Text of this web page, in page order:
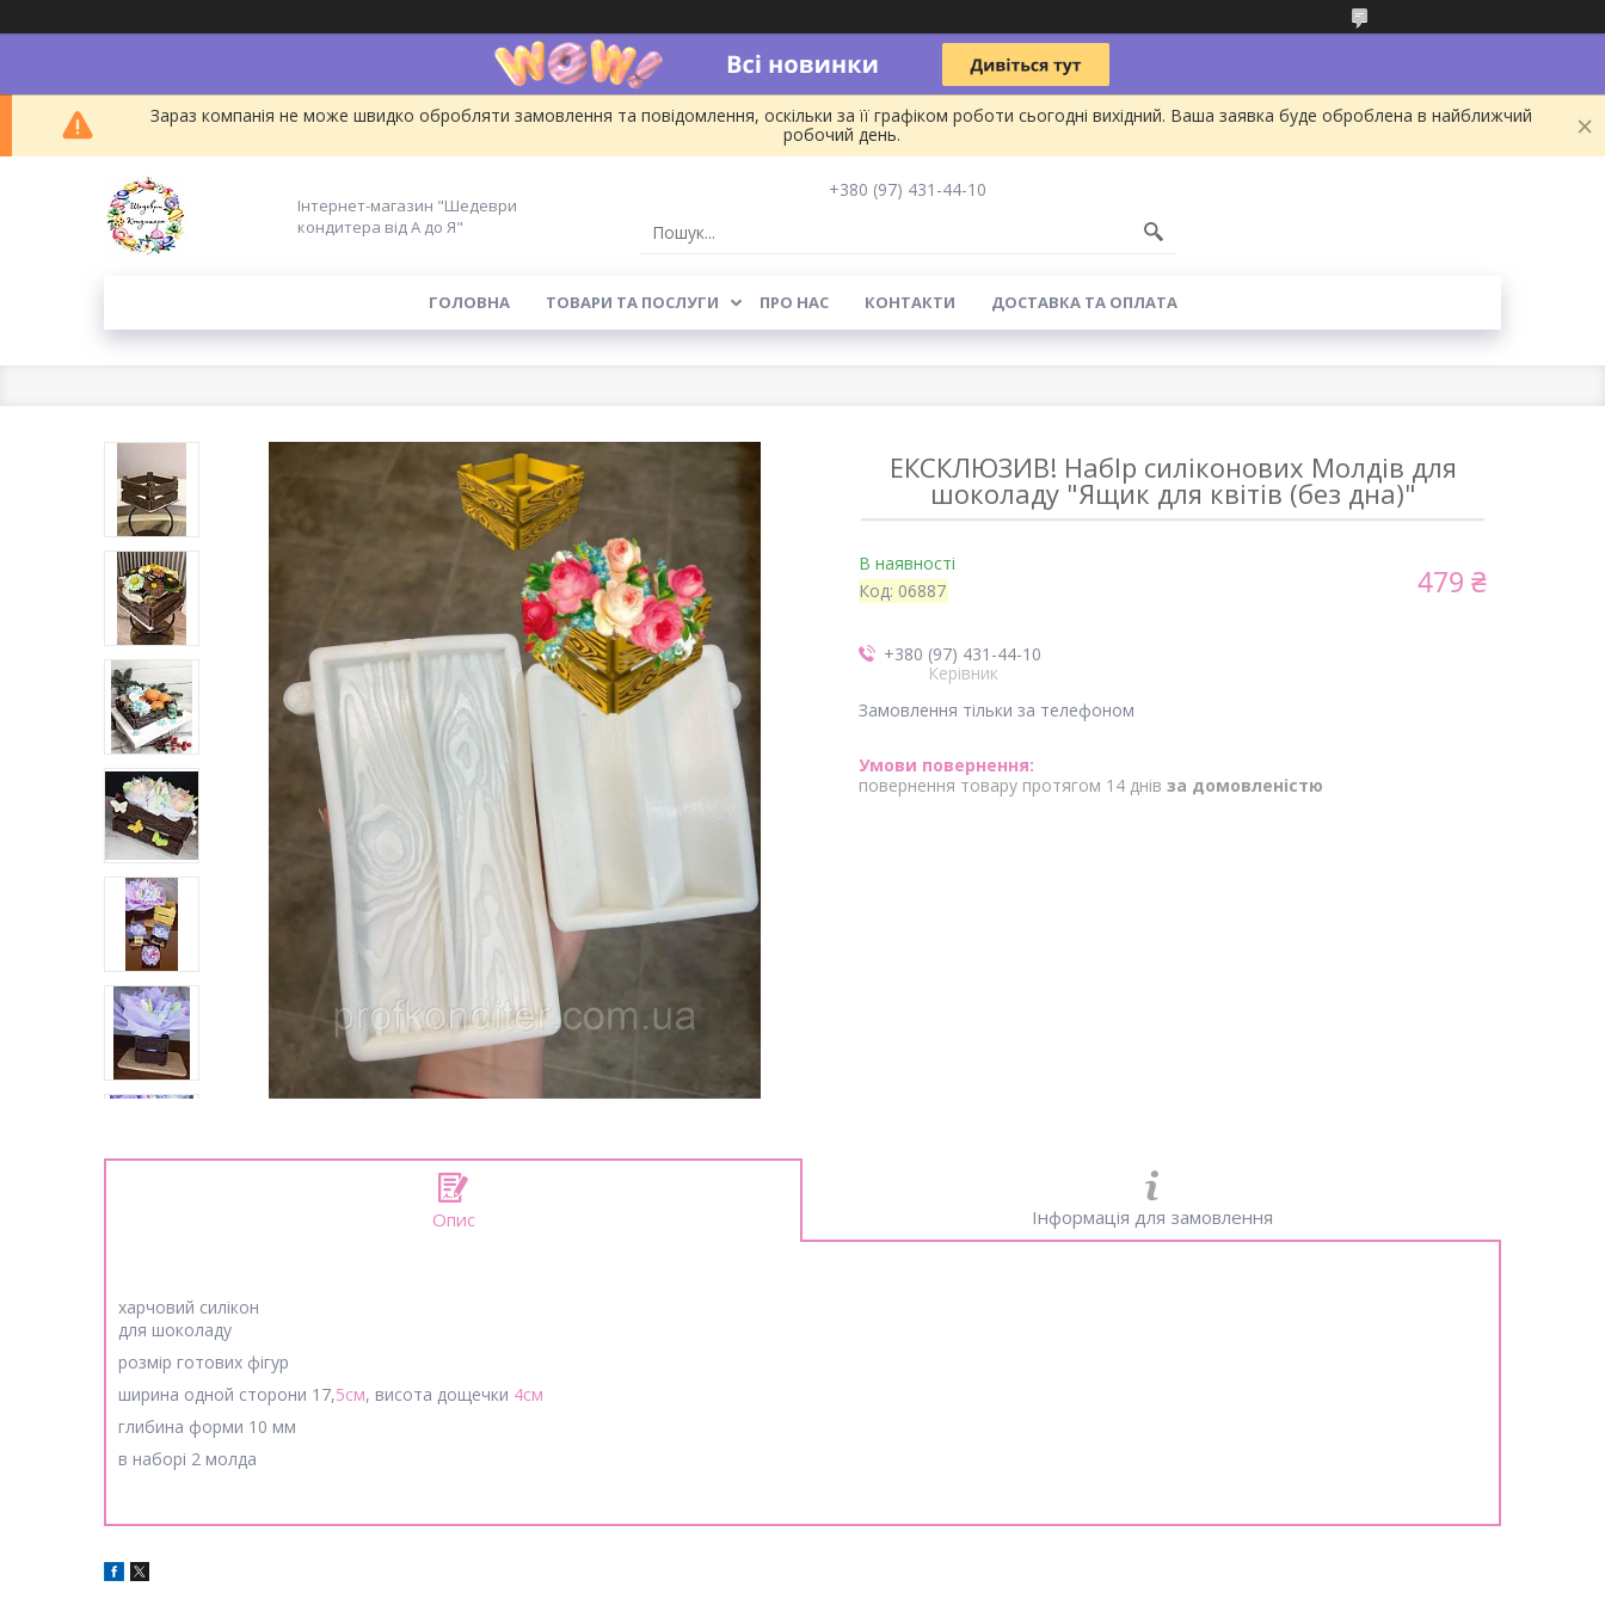
Зараз компанія не може швидко обробляти замовлення та повідомлення, оскільки за її графіком роботи сьогодні вихідний. Ваша заявка буде оброблена в найближчий
робочий день.
Інтернет-магазин "Шедеври
кондитера від А до Я"
+380 (97) 431-44-10
ГОЛОВНА ТОВАРИ ТА ПОСЛУГИ ПРО НАС КОНТАКТИ ДОСТАВКА ТА ОПЛАТА
ЕКСКЛЮЗИВ! НабIр силіконових Молдiв для
шоколаду "Ящик для квiтiв (без дна)"
В наявності
Код: 06887 479 ₴
+380 (97) 431-44-10
Керівник
Замовлення тільки за телефоном
повернення товару протягом 14 днів за домовленістю
Опис Інформація для замовлення
харчовий силікон
для шоколаду
розмір готових фігур
ширина одной сторони 17,5см, висота дощечки 4см
глибина форми 10 мм
в наборi 2 молда